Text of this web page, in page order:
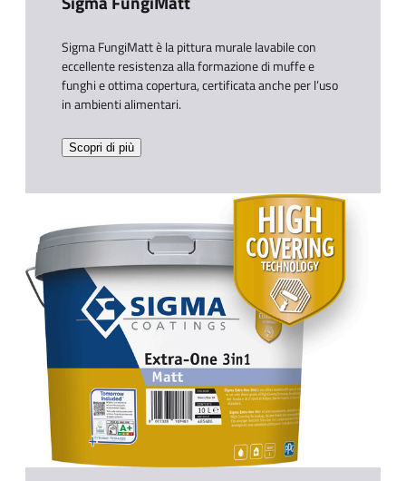
Sigma FungiMatt è la pittura murale lavabile con
eccellente resistenza alla formazione di muffe e
funghi e ottima copertura, certificata anche per l’uso
in ambienti alimentari.​
Scopri di più​